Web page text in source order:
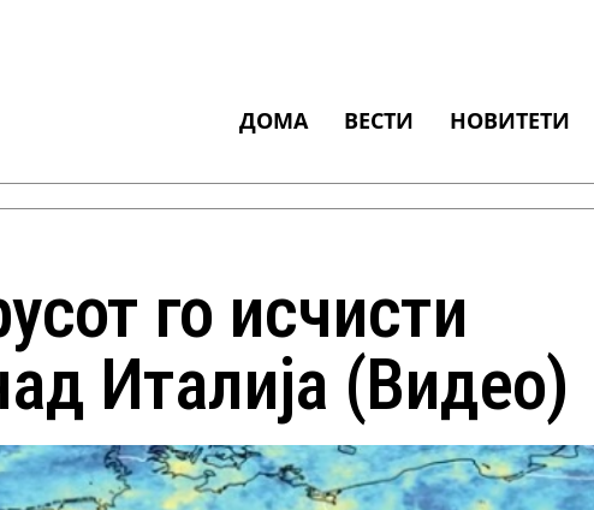
ДОМА ВЕСТИ НОВИТЕТИ
го исчисти
Италија (Видео)